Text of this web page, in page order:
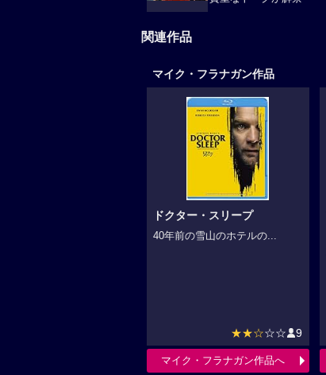
貴重なトークが解禁
関連作品
マイク・フラナガン作品
ドクター・スリープ
40年前の雪山のホテルの...
★★☆ ☆☆
マイク・フラナガン作品へ